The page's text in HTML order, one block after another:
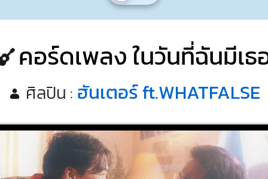
คอร์ดเพลง ในวันที่ฉันมีเธ
ศิลปิน : ฮันเตอร์ ft.WHATFALSE